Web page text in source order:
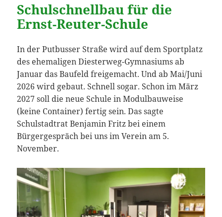
Schulschnellbau für die
Ernst-Reuter-Schule
In der Putbusser Straße wird auf dem Sportplatz
des ehemaligen Diesterweg-Gymnasiums ab
Januar das Baufeld freigemacht. Und ab Mai/Juni
2026 wird gebaut. Schnell sogar. Schon im März
2027 soll die neue Schule in Modulbauweise
(keine Container) fertig sein. Das sagte
Schulstadtrat Benjamin Fritz bei einem
Bürgergespräch bei uns im Verein am 5.
November.